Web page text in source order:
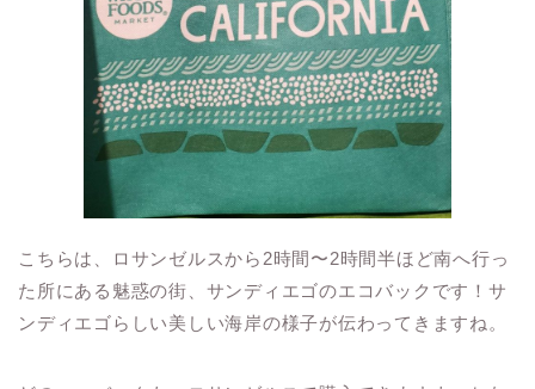
こちらは、ロサンゼルスから2時間〜2時間半ほど南へ行っ
た所にある魅惑の街、サンディエゴのエコバックです！サ
ンディエゴらしい美しい海岸の様子が伝わってきますね。